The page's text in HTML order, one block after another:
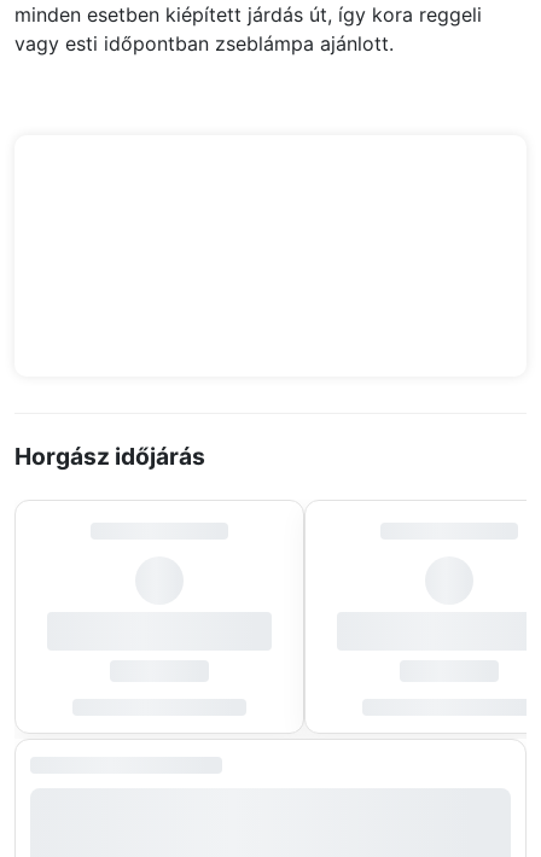
minden esetben kiépített járdás út, így kora reggeli
vagy esti időpontban zseblámpa ajánlott.
Horgász időjárás